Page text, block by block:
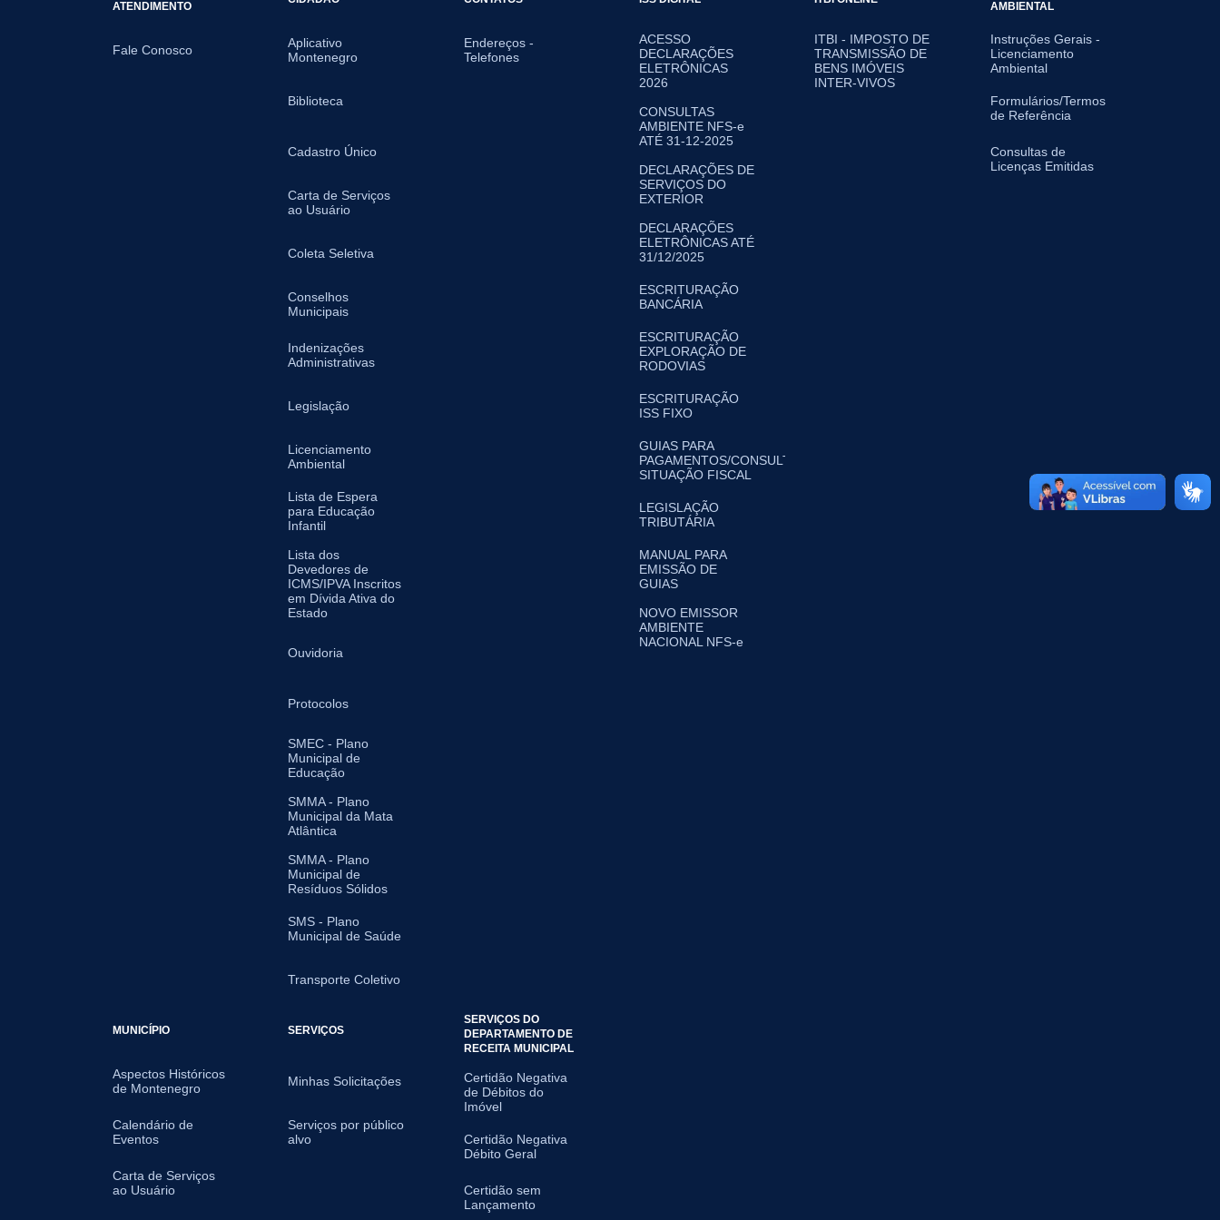
ATENDIMENTO
Fale Conosco
Aplicativo
Montenegro
Biblioteca
Cadastro Único
Carta de Serviços
ao Usuário
Coleta Seletiva
Conselhos
Municipais
Indenizações
Administrativas
Legislação
Licenciamento
Ambiental
Lista de Espera
para Educação
Infantil
Lista dos
Devedores de
ICMS/IPVA Inscritos
em Dívida Ativa do
Estado
Ouvidoria
Protocolos
SMEC - Plano
Municipal de
Educação
SMMA - Plano
Municipal da Mata
Atlântica
SMMA - Plano
Municipal de
Resíduos Sólidos
SMS - Plano
Municipal de Saúde
Transporte Coletivo
Endereços -
Telefones
ACESSO
DECLARAÇÕES
ELETRÔNICAS
2026
CONSULTAS
AMBIENTE NFS-e
ATÉ 31-12-2025
DECLARAÇÕES DE
SERVIÇOS DO
EXTERIOR
DECLARAÇÕES
ELETRÔNICAS ATÉ
31/12/2025
ESCRITURAÇÃO
BANCÁRIA
ESCRITURAÇÃO
EXPLORAÇÃO DE
RODOVIAS
ESCRITURAÇÃO
ISS FIXO
GUIAS PARA
PAGAMENTOS/CONSULTA
SITUAÇÃO FISCAL
LEGISLAÇÃO
TRIBUTÁRIA
MANUAL PARA
EMISSÃO DE
GUIAS
NOVO EMISSOR
AMBIENTE
NACIONAL NFS-e
ITBI - IMPOSTO DE
TRANSMISSÃO DE
BENS IMÓVEIS
INTER-VIVOS
AMBIENTAL
Instruções Gerais -
Licenciamento
Ambiental
Formulários/Termos
de Referência
Consultas de
Licenças Emitidas
MUNICÍPIO
Aspectos Históricos
de Montenegro
Calendário de
Eventos
Carta de Serviços
ao Usuário
SERVIÇOS
Minhas Solicitações
Serviços por público
alvo
SERVIÇOS DO
DEPARTAMENTO DE
RECEITA MUNICIPAL
Certidão Negativa
de Débitos do
Imóvel
Certidão Negativa
Débito Geral
Certidão sem
Lançamento